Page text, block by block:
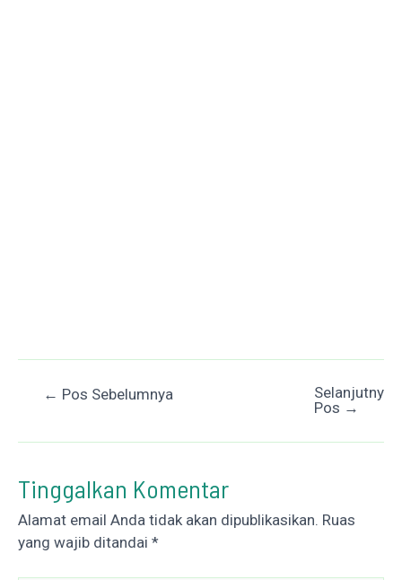
Post← Pos Sebelumnya
Selanjutnya
Pos →
Tinggalkan Komentar
Alamat email Anda tidak akan dipublikasikan. Ruas
yang wajib ditandai *